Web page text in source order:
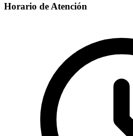
Horario de Atención